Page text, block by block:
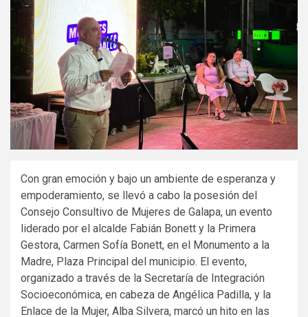
Con gran emoción y bajo un ambiente de esperanza y
empoderamiento, se llevó a cabo la posesión del
Consejo Consultivo de Mujeres de Galapa, un evento
liderado por el alcalde Fabián Bonett y la Primera
Gestora, Carmen Sofía Bonett, en el Monumento a la
Madre, Plaza Principal del municipio. El evento,
organizado a través de la Secretaría de Integración
Socioeconómica, en cabeza de Angélica Padilla, y la
Enlace de la Mujer, Alba Silvera, marcó un hito en las